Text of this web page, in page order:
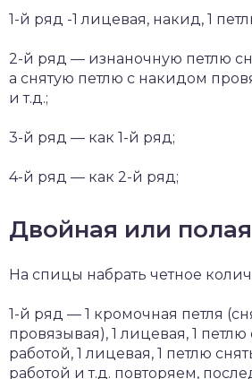
1-й ряд -1 лицевая, накид, 1
2-й ряд — изнаночную петлю
а снятую петлю с накидом
и т.д.;
3-й ряд — как 1-й ряд;
4-й ряд — как 2-й ряд;
Двойная или
На спицы набрать четное
1-й ряд — 1 кромочная петля
провязывая), 1 лицевая, 1
работой, 1 лицевая, 1 петлю
работой и т.д. повторяем,